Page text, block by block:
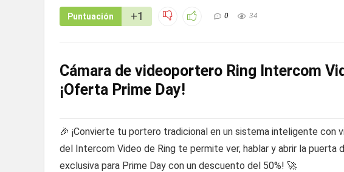
Puntuación +1 0 34
Cámara de videoportero Ring Intercom
¡Oferta Prime Day!
🎉 ¡Convierte tu portero tradicional en un sistema inteligente con
del Intercom Video de Ring te permite ver, hablar y abrir la puerta
exclusiva para Prime Day con un descuento del 50%! 🚀